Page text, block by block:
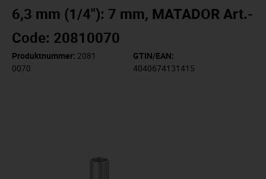
6,3 mm (1/4"): 7 mm, MATADOR Art.-
Code: 20810070
Produktnummer: 2081
0070
GTIN/EAN:
4040674131415